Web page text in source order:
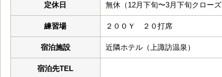
定休日 無休（12月下旬〜3月下旬クロー
練習場 ２００Ｙ ２０打席
宿泊施設 近隣ホテル（上諏訪温泉）
宿泊先TEL